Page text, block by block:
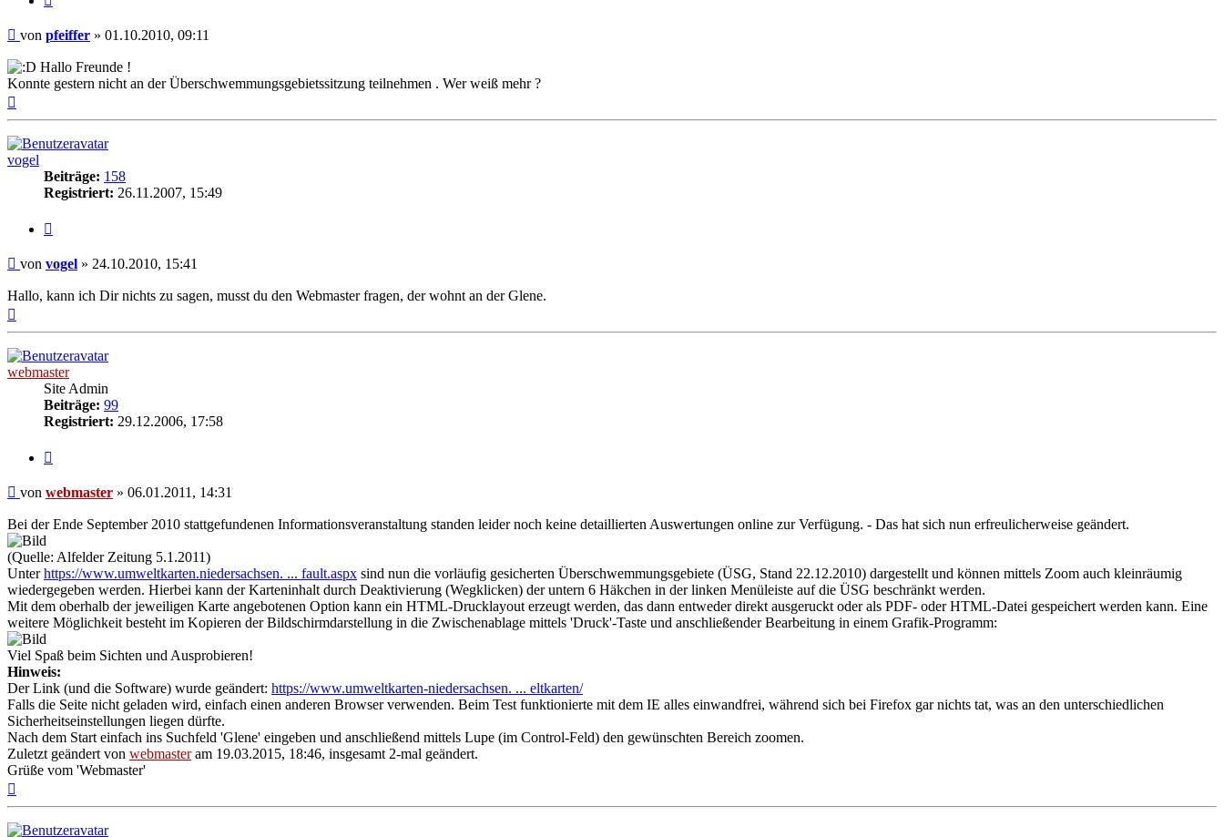
Beitrag
von pfeiffer » 01.10.2010, 09:11
Hallo Freunde !
Konnte gestern nicht an der Überschwemmungsgebietssitzung teilnehmen . Wer weiß mehr ?
vogel
Beiträge: 158
Registriert: 26.11.2007, 15:49
Beitrag
von vogel » 24.10.2010, 15:41
Hallo, kann ich Dir nichts zu sagen, musst du den Webmaster fragen, der wohnt an der Glene.
webmaster
Site Admin
Beiträge: 99
Registriert: 29.12.2006, 17:58
Beitrag
von webmaster » 06.01.2011, 14:31
Bei der Ende September 2010 stattgefundenen Informationsveranstaltung standen leider noch keine detaillierten Auswertungen online zur Verfügung. - Das hat sich nun erfreulicherweise geändert.
(Quelle: Alfelder Zeitung 5.1.2011)
Unterhttps://www.umweltkarten.niedersachsen. ... fault.aspx sind nun die vorläufig gesicherten Überschwemmungsgebiete (ÜSG, Stand 22.12.2010) dargestellt und können mittels Zoom auch kleinräumig
wiedergegeben werden. Hierbei kann der Karteninhalt durch Deaktivierung (Wegklicken) der untern 6 Häkchen in der linken Menüleiste auf die ÜSG beschränkt werden.
Mit dem oberhalb der jeweiligen Karte angebotenen Option kann ein HTML-Drucklayout erzeugt werden, das dann entweder direkt ausgeruckt oder als PDF- oder HTML-Datei gespeichert werden kann. Eine
weitere Möglichkeit besteht im Kopieren der Bildschirmdarstellung in die Zwischenablage mittels 'Druck'-Taste und anschließender Bearbeitung in einem Grafik-Programm:
Viel Spaß beim Sichten und Ausprobieren!
Hinweis:
Der Link (und die Software) wurde geändert: https://www.umweltkarten-niedersachsen. ... eltkarten/
Falls die Seite nicht geladen wird, einfach einen anderen Browser verwenden. Beim Test funktionierte mit dem IE alles einwandfrei, während sich bei Firefox gar nichts tat, was an den unterschiedlichen
Sicherheitseinstellungen liegen dürfte.
Nach dem Start einfach ins Suchfeld 'Glene' eingeben und anschließend mittels Lupe (im Control-Feld) den gewünschten Bereich zoomen.
Zuletzt geändert von webmasteram 19.03.2015, 18:46, insgesamt 2-mal geändert.
Grüße vom 'Webmaster'